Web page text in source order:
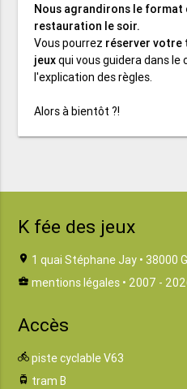
Nous agrandirons le format
restauration le soir.
Vous pourrez réserver votre
jeuxqui vous guidera dans le
l'explication des règles.
Alors à bientôt ?!
K fée des jeux
location_on 1 quai Stéphane Jay • 38000
business_center mentions légales • 2007 -
Accès
directions_bike piste cyclable V63
tram tram B